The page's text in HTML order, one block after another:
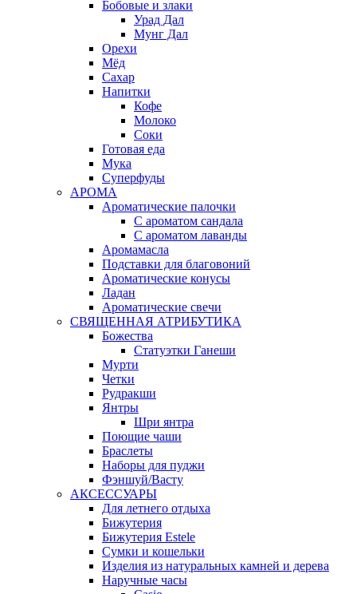
Бобовые и злаки
Урад Дал
Мунг Дал
Орехи
Мёд
Сахар
Напитки
Кофе
Молоко
Соки
Готовая еда
Мука
Суперфуды
АРОМА
Ароматические палочки
С ароматом сандала
С ароматом лаванды
Аромамасла
Подставки для благовоний
Ароматические конусы
Ладан
Ароматические свечи
СВЯЩЕННАЯ АТРИБУТИКА
Божества
Статуэтки Ганеши
Мурти
Четки
Рудракши
Янтры
Шри янтра
Поющие чаши
Браслеты
Наборы для пуджи
Фэншуй/Васту
АКСЕССУАРЫ
Для летнего отдыха
Бижутерия
Бижутерия Estele
Сумки и кошельки
Изделия из натуральных камней и дерева
Наручные часы